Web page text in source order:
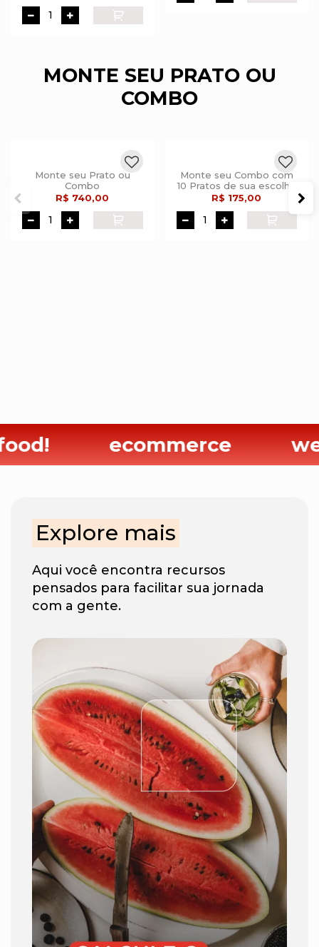
MONTE SEU PRATO OU
COMBO
ecommerce
Explore mais
Aqui você encontra recursos
pensados para facilitar sua jornada
com a gente.